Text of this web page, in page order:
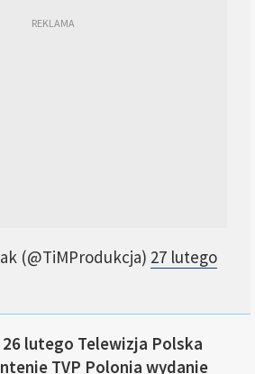
(@TiMProdukcja) 27 lutego
26 lutego Telewizja Polska
TVP Polonia wydanie